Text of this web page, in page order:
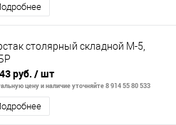
столярный складной М-5,
руб. / шт
цену и наличие уточняйте 8 914 55 80 533